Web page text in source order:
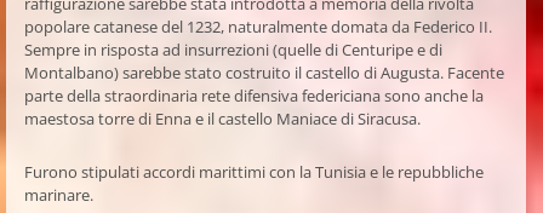
popolare catanese del 1232, naturalmente domata da Federico II.
Sempre in risposta ad insurrezioni (quelle di Centuripe e di
Montalbano) sarebbe stato costruito il castello di Augusta. Facente
parte della straordinaria rete difensiva federiciana sono anche la
maestosa torre di Enna e il castello Maniace di Siracusa.
Furono stipulati accordi marittimi con la Tunisia e le repubbliche
marinare.